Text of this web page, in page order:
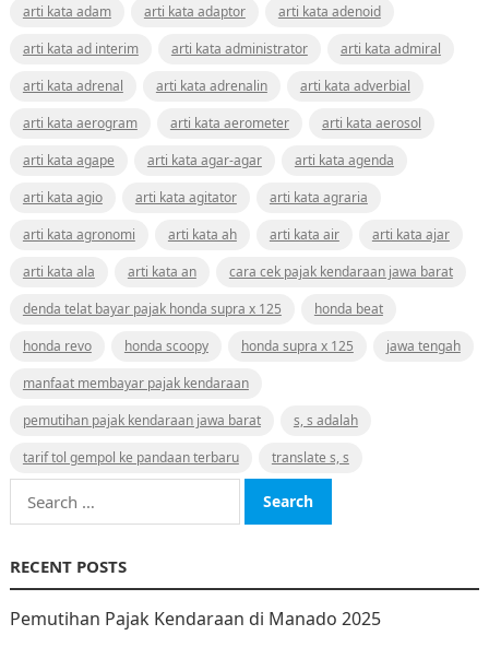
arti kata adam
arti kata adaptor
arti kata adenoid
arti kata ad interim
arti kata administrator
arti kata admiral
arti kata adrenal
arti kata adrenalin
arti kata adverbial
arti kata aerogram
arti kata aerometer
arti kata aerosol
arti kata agape
arti kata agar-agar
arti kata agenda
arti kata agio
arti kata agitator
arti kata agraria
arti kata agronomi
arti kata ah arti kata air
arti kata ajar
arti kata ala
arti kata an
cara cek pajak kendaraan jawa barat
denda telat bayar pajak honda supra x 125
honda beat
honda revo
honda scoopy honda supra x 125
jawa tengah
manfaat membayar pajak kendaraan
pemutihan pajak kendaraan jawa barat
s, s adalah
tarif tol gempol ke pandaan terbaru
translate s, s
Search
for:
RECENT POSTS
Pemutihan Pajak Kendaraan di Manado 2025